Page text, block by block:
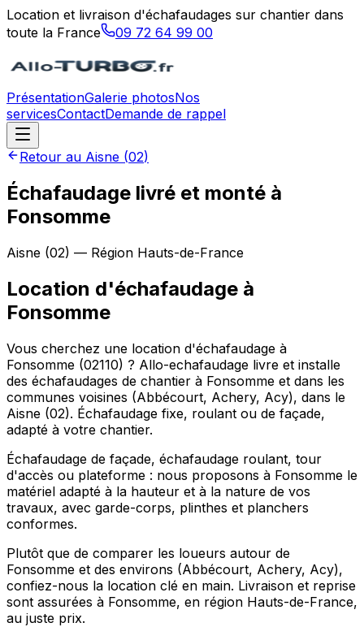
Location et livraison d'échafaudages sur chantier dans
toute la France
09 72 64 99 00
PrésentationGalerie photosNos
servicesContactDemande de rappel
Retour au Aisne (02)
Échafaudage livré et monté à
Fonsomme
Aisne (02) — Région Hauts-de-France
Location d'échafaudage à
Fonsomme
Vous cherchez une location d'échafaudage à
Fonsomme (02110) ? Allo-echafaudage livre et installe
des échafaudages de chantier à Fonsomme et dans les
communes voisines (Abbécourt, Achery, Acy), dans le
Aisne (02). Échafaudage fixe, roulant ou de façade,
adapté à votre chantier.
Échafaudage de façade, échafaudage roulant, tour
d'accès ou plateforme : nous proposons à Fonsomme le
matériel adapté à la hauteur et à la nature de vos
travaux, avec garde-corps, plinthes et planchers
conformes.
Plutôt que de comparer les loueurs autour de
Fonsomme et des environs (Abbécourt, Achery, Acy),
confiez-nous la location clé en main. Livraison et reprise
sont assurées à Fonsomme, en région Hauts-de-France,
au juste prix.